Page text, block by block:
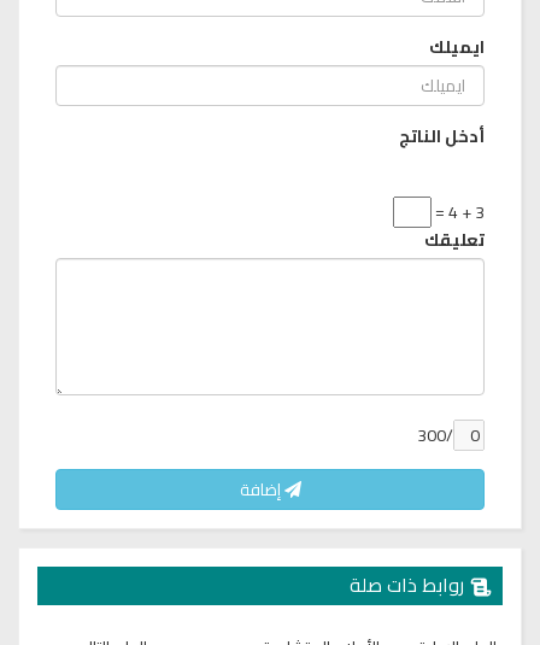
ايميلك
أدخل الناتج
3 + 4 =
تعليقك
/300
إضافة
روابط ذات صلة